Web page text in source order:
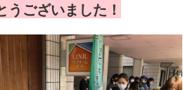
ございました！